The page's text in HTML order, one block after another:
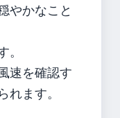
やかなこと
速を確認す
ます。